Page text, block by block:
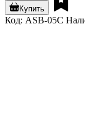
Купить
Код: ASB-05C